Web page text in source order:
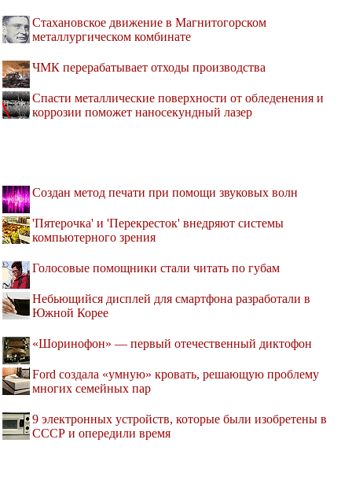
Стахановское движение в Магнитогорском
металлургическом комбинате
ЧМК перерабатывает отходы производства
Спасти металлические поверхности от обледенения и
коррозии поможет наносекундный лазер
Создан метод печати при помощи звуковых волн
'Пятерочка' и 'Перекресток' внедряют системы
компьютерного зрения
Голосовые помощники стали читать по губам
Небьющийся дисплей для смартфона разработали в
Южной Корее
«Шоринофон» — первый отечественный диктофон
Ford создала «умную» кровать, решающую проблему
многих семейных пар
9 электронных устройств, которые были изобретены в
СССР и опередили время